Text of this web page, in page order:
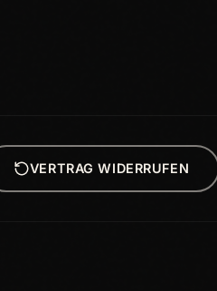
VERTRAG WIDERRUFEN